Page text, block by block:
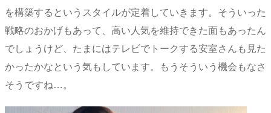
を構築するというスタイルが定着していきます。そういった
戦略のおかげもあって、高い人気を維持できた面もあったん
でしょうけど、たまにはテレビでトークする安室さんも見た
かったかなという気もしています。もうそういう機会もなさ
そうですね…。